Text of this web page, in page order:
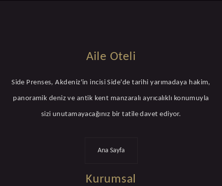
Aile Oteli
Side Prenses, Akdeniz'in incisi Side'de tarihi yarımadaya hakim,
panoramik deniz ve antik kent manzaralı ayrıcalıklı konumuyla
sizi unutamayacağınız bir tatile davet ediyor.
Ana Sayfa
Kurumsal